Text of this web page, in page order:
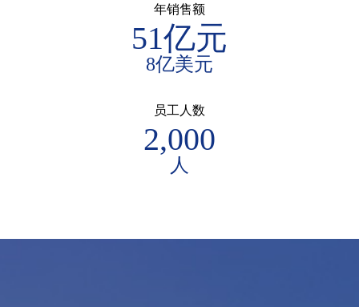
年销售额
51亿元
8亿美元
员工人数
2,000
人